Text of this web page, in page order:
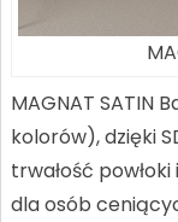
MAGNAT SATIN
kolorów), dzięki
trwałość
dla osób